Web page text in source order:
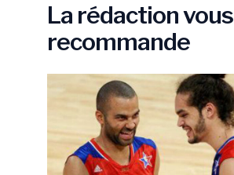
La rédaction vous
recommande